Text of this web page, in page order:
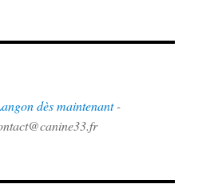
dès maintenant-